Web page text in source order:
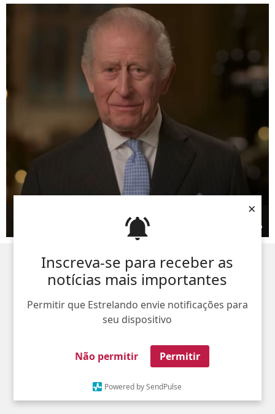
Inscreva-se para receber as
notícias mais importantes
Permitir que Estrelando envie notificações para
seu dispositivo
Não permitir Permitir
Powered by SendPulse
×
Além da prisão do ex-príncipe Andrew… Relembre os
momentos que deixaram a família real britânica por um fio